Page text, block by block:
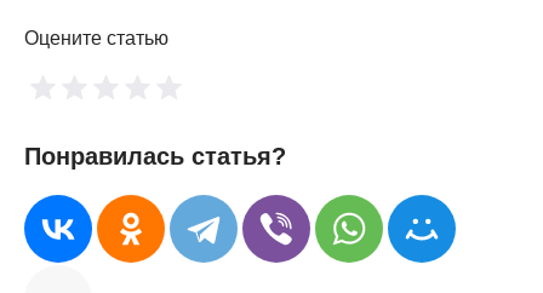
Оцените статью
Понравилась статья?